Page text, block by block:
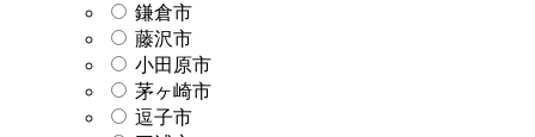
鎌倉市
藤沢市
小田原市
茅ヶ崎市
逗子市